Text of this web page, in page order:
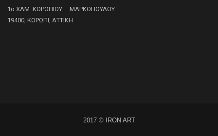
1ο ΧΛΜ. ΚΟΡΩΠΙΟΥ – ΜΑΡΚΟΠΟΥΛΟΥ
19400, ΚΟΡΩΠΙ, ΑΤΤΙΚΗ
2017 © IRON ART